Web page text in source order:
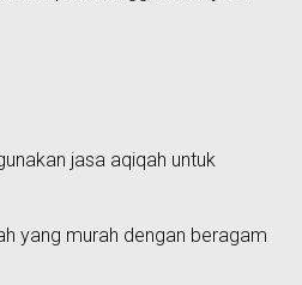
jasa aqiqah untuk
yang murah dengan beragam